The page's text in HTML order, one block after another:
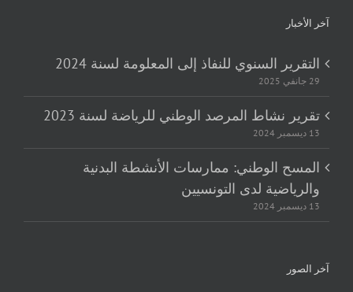
آخر الأخبار
التقرير السنوي للنفاذ إلى المعلومة لسنة 2024
29 جانفي 2025
تقرير نشاط المرصد الوطني للرياضة لسنة 2023
13 ديسمبر 2024
المسح الوطني: ممارسات الأنشطة البدنية
والرياضية لدى التونسيين
13 ديسمبر 2024
آخر الصور